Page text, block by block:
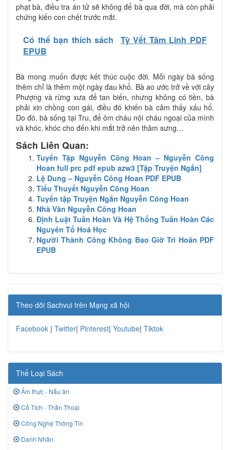
phạt bà, điều tra án tử sẽ không để bà qua đời, mà còn phải
chứng kiến con chết trước mắt.
Có thể bạn thích sách
Tỳ Vết Tâm Linh PDF
EPUB
Bà mong muốn được kết thúc cuộc đời. Mỗi ngày bà sống
thêm chỉ là thêm một ngày đau khổ. Bà ao ước trở về với cây
Phượng và rừng xưa để tan biến, nhưng không có tiền, bà
phải xin chồng con gái, điều đó khiến bà cảm thấy xấu hổ.
Do đó, bà sống tại Tru, để ôm cháu nội cháu ngoại của mình
và khóc, khóc cho đến khi mắt trở nên thâm sưng…
Sách Liên Quan:
Tuyển Tập Nguyễn Công Hoan – Nguyễn Công
Hoan full prc pdf epub azw3 [Tập Truyện Ngắn]
Lệ Dung – Nguyễn Công Hoan PDF EPUB
Tiểu Thuyết Nguyễn Công Hoan
Tuyển tập Truyện Ngắn Nguyễn Công Hoan
Nhà Văn Nguyễn Công Hoan
Định Luật Tuần Hoàn Và Hệ Thống Tuần Hoàn Các
Nguyên Tố Hoá Học
Người Thành Công Không Bao Giờ Trì Hoãn PDF
EPUB
Theo dõi Sachvui trên Mạng xã hội
Facebook | Twitter| Pinterest| Youtube| Tiktok
Thể Loại Sách
Ẩm thực - Nấu ăn
Cổ Tích - Thần Thoại
Công Nghệ Thông Tin
Danh Nhân